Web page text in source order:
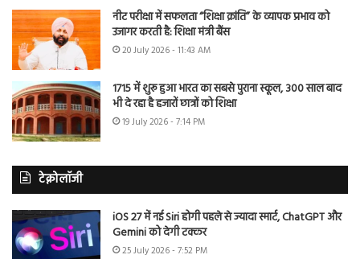
नीट परीक्षा में सफलता “शिक्षा क्रांति” के व्यापक प्रभाव को
उजागर करती है: शिक्षा मंत्री बैंस
20 July 2026 - 11:43 AM
1715 में शुरू हुआ भारत का सबसे पुराना स्कूल, 300 साल बाद
भी दे रहा है हजारों छात्रों को शिक्षा
19 July 2026 - 7:14 PM
टेक्नोलॉजी
iOS 27 में नई Siri होगी पहले से ज्यादा स्मार्ट, ChatGPT और
Gemini को देगी टक्कर
25 July 2026 - 7:52 PM